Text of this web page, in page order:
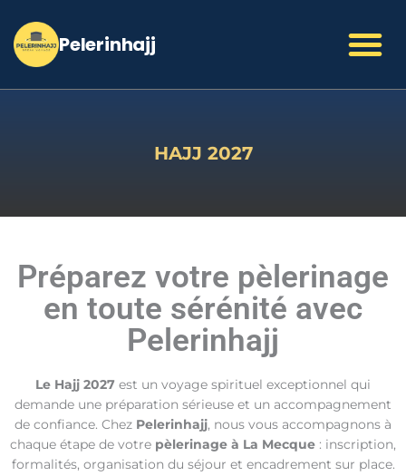
contenu
HAJJ 2027
Préparez votre pèlerinage
en toute sérénité avec
Pelerinhajj
Le Hajj 2027 est un voyage spirituel exceptionnel qui
demande une préparation sérieuse et un accompagnement
de confiance. Chez Pelerinhajj, nous vous accompagnons à
chaque étape de votre pèlerinage à La Mecque : inscription,
formalités, organisation du séjour et encadrement sur place.